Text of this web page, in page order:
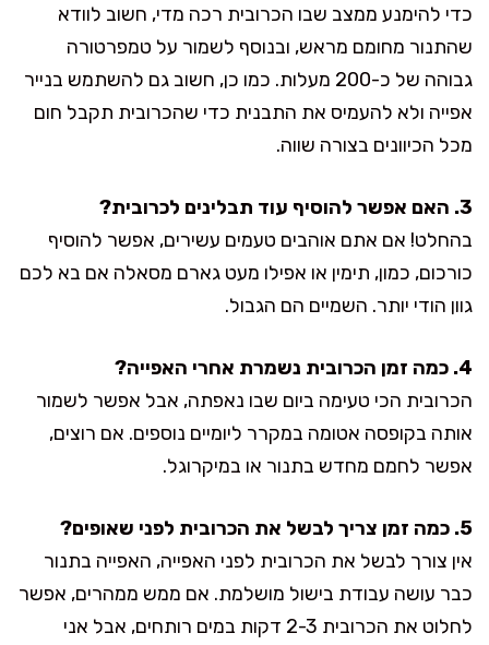
כדי להימנע ממצב שבו הכרובית רכה מדי, חשוב לוודא
שהתנור מחומם מראש, ובנוסף לשמור על טמפרטורה
גבוהה של כ-200 מעלות. כמו כן, חשוב גם להשתמש בנייר
אפייה ולא להעמיס את התבנית כדי שהכרובית תקבל חום
מכל הכיוונים בצורה שווה.
3. האם אפשר להוסיף עוד תבלינים לכרובית?
בהחלט! אם אתם אוהבים טעמים עשירים, אפשר להוסיף
כורכום, כמון, תימין או אפילו מעט גארם מסאלה אם בא לכם
גוון הודי יותר. השמיים הם הגבול.
4. כמה זמן הכרובית נשמרת אחרי האפייה?
הכרובית הכי טעימה ביום שבו נאפתה, אבל אפשר לשמור
אותה בקופסה אטומה במקרר ליומיים נוספים. אם רוצים,
אפשר לחמם מחדש בתנור או במיקרוגל.
5. כמה זמן צריך לבשל את הכרובית לפני שאופים?
אין צורך לבשל את הכרובית לפני האפייה, האפייה בתנור
כבר עושה עבודת בישול מושלמת. אם ממש ממהרים, אפשר
לחלוט את הכרובית 2-3 דקות במים רותחים, אבל אני